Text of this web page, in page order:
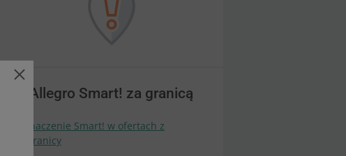
Allegro Smart! za granicą
Oznaczenie Smart! w ofertach z
zagranicy